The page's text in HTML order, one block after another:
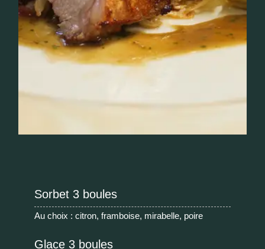
Sorbet 3 boules
Au choix : citron, framboise, mirabelle, poire
Glace 3 boules